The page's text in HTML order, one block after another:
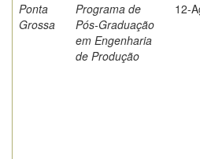
Ponta
Grossa
Programa de
Pós-Graduação
em Engenharia
de Produção
12-